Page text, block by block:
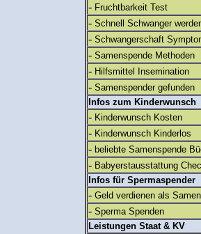
- Fruchtbarkeit Test
- Schnell Schwanger
- Schwangerschaft
- Samenspende Methoden
- Hilfsmittel Insemination
- Samenspender gefunden
Infos zum Kinderwunsch
- Kinderwunsch Kosten
- Kinderwunsch Kinderlos
- beliebte Samenspende
- Babyerstausstattung
Infos für Spermaspender
- Geld verdienen als
- Sperma Spenden
Leistungen Staat & KV